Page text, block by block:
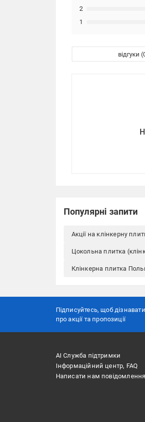
1
2
відгуки
Популярні запити
Акції на клінкерну
Цокольна плитка
Клінкерна плитка
Підписуйтесь, щоб
про акції та пропозиції
АІ Служба підтримки
Інформаційний центр, FAQ
Написати нам повідомлення